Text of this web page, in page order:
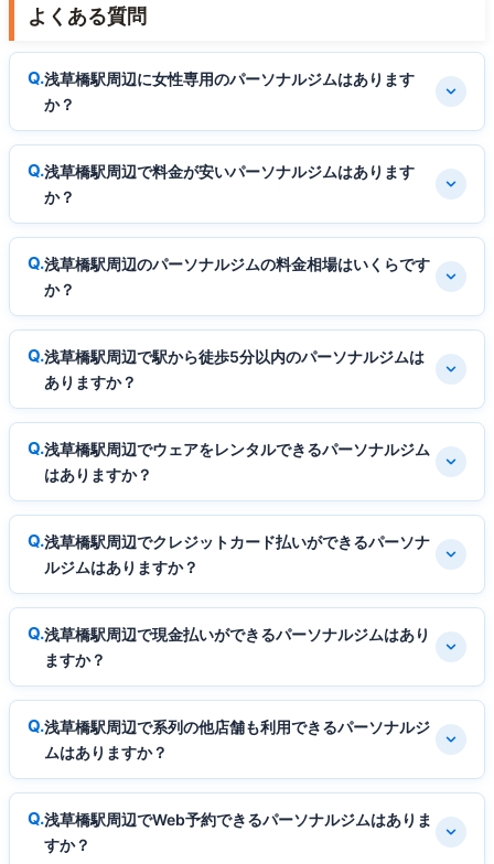
よくある質問
浅草橋駅周辺に女性専用のパーソナルジムはあります
か？
浅草橋駅周辺で料金が安いパーソナルジムはあります
か？
浅草橋駅周辺のパーソナルジムの料金相場はいくらです
か？
浅草橋駅周辺で駅から徒歩5分以内のパーソナルジムは
ありますか？
浅草橋駅周辺でウェアをレンタルできるパーソナルジム
はありますか？
浅草橋駅周辺でクレジットカード払いができるパーソナ
ルジムはありますか？
浅草橋駅周辺で現金払いができるパーソナルジムはあり
ますか？
浅草橋駅周辺で系列の他店舗も利用できるパーソナルジ
ムはありますか？
浅草橋駅周辺でWeb予約できるパーソナルジムはありま
すか？